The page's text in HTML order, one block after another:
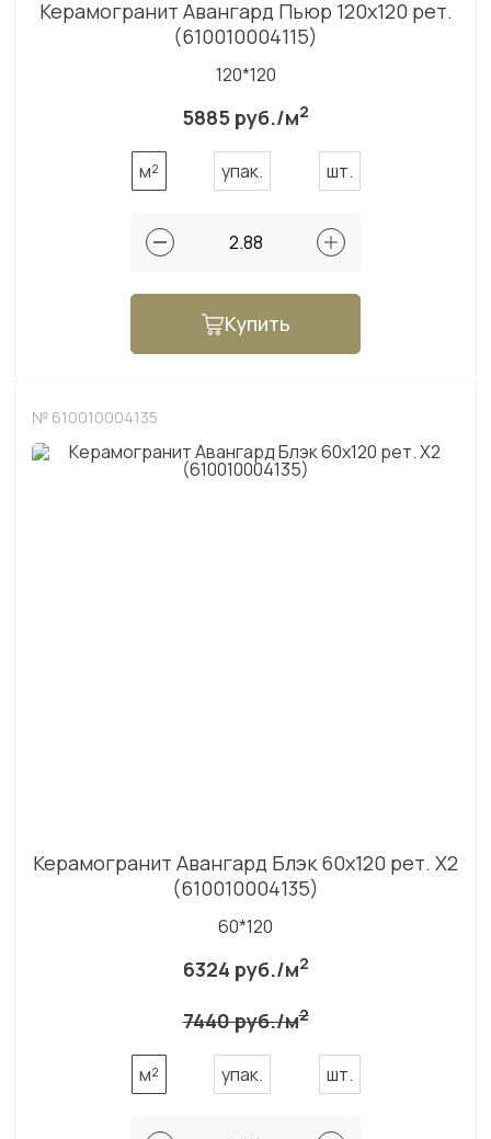
Керамогранит Авангард Пьюр 120x120 рет.
(610010004115)
120*120
5885 руб./м2
м² упак. шт.
Купить
№ 610010004135
Керамогранит Авангард Блэк 60x120 рет. Х2
(610010004135)
60*120
6324 руб./м2
7440 руб./м2
м² упак. шт.